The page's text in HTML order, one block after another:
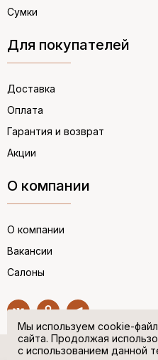
Сумки
Для покупателей
Доставка
Оплата
Гарантия и возврат
Акции
О компании
О компании
Вакансии
Салоны
© “НЕМЕЦКАЯ ОБУВЬ” 2017. Все
Мы используем cookie-
сайта. Продолжая
с использованием данной